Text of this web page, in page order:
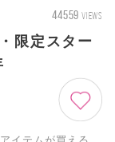
44559 VIEWS
限定スター
イテムが買える